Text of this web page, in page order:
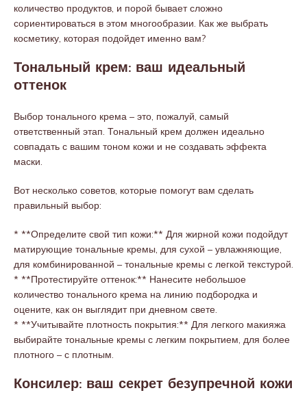
количество продуктов, и порой бывает сложно
сориентироваться в этом многообразии. Как же выбрать
косметику, которая подойдет именно вам?
Тональный крем: ваш идеальный
оттенок
Выбор тонального крема – это, пожалуй, самый
ответственный этап. Тональный крем должен идеально
совпадать с вашим тоном кожи и не создавать эффекта
маски.
Вот несколько советов, которые помогут вам сделать
правильный выбор:
* **Определите свой тип кожи:** Для жирной кожи подойдут
матирующие тональные кремы, для сухой – увлажняющие,
для комбинированной – тональные кремы с легкой текстурой.
* **Протестируйте оттенок:** Нанесите небольшое
количество тонального крема на линию подбородка и
оцените, как он выглядит при дневном свете.
* **Учитывайте плотность покрытия:** Для легкого макияжа
выбирайте тональные кремы с легким покрытием, для более
плотного – с плотным.
Консилер: ваш секрет безупречной кожи